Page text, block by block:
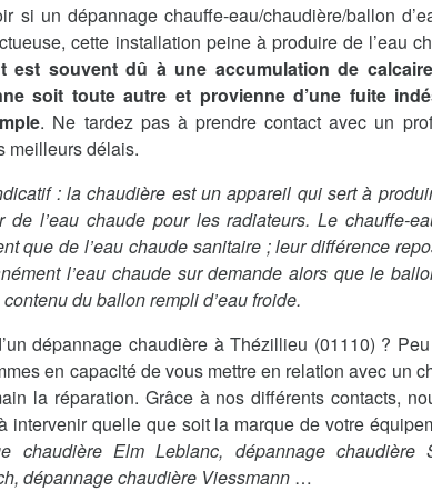
si un dépannage chauffe-eau/chaudière/ballon
cette installation peine à produire de l’eau
est souvent dû à une accumulation de
soit toute autre et provienne d’une fuite
. Ne tardez pas à prendre contact avec un
meilleurs délais.
: la chaudière est un appareil qui sert à
de l’eau chaude pour les radiateurs. Le chauffe-
que de l’eau chaude sanitaire ; leur différence
l’eau chaude sur demande alors que le
du ballon rempli d’eau froide.
dépannage chaudière à Thézillieu (01110) ?
en capacité de vous mettre en relation avec un
la réparation. Grâce à nos différents contacts,
intervenir quelle que soit la marque de votre
chaudière Elm Leblanc, dépannage chaudière
dépannage chaudière Viessmann …